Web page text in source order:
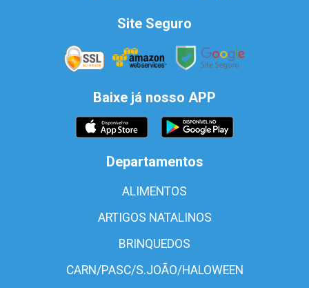
Site Seguro
Baixe já nosso APP
Departamentos
ALIMENTOS
ARTIGOS NATALINOS
BRINQUEDOS
CARN/PASC/S.JOÃO/HALOWEEN